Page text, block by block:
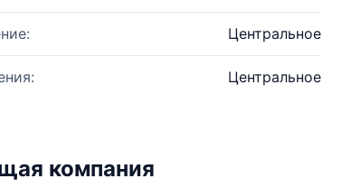
Центральное
Центральное
компания